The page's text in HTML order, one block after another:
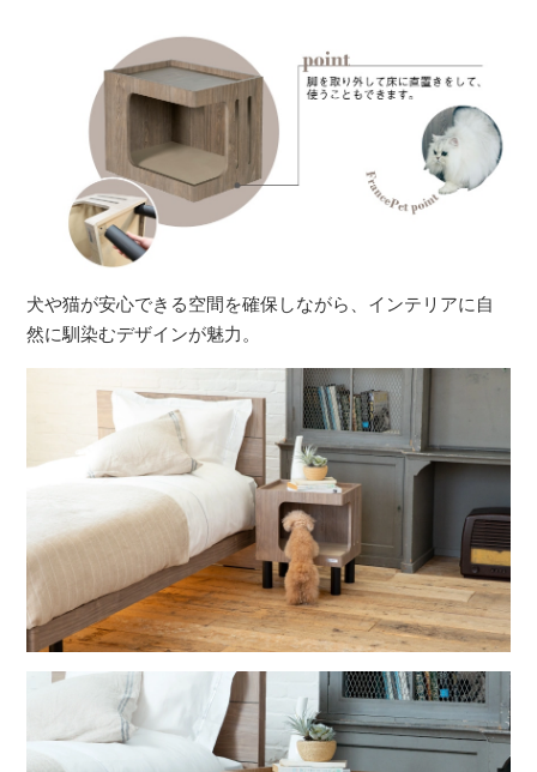
犬や猫が安心できる空間を確保しながら、インテリアに自
然に馴染むデザインが魅力。